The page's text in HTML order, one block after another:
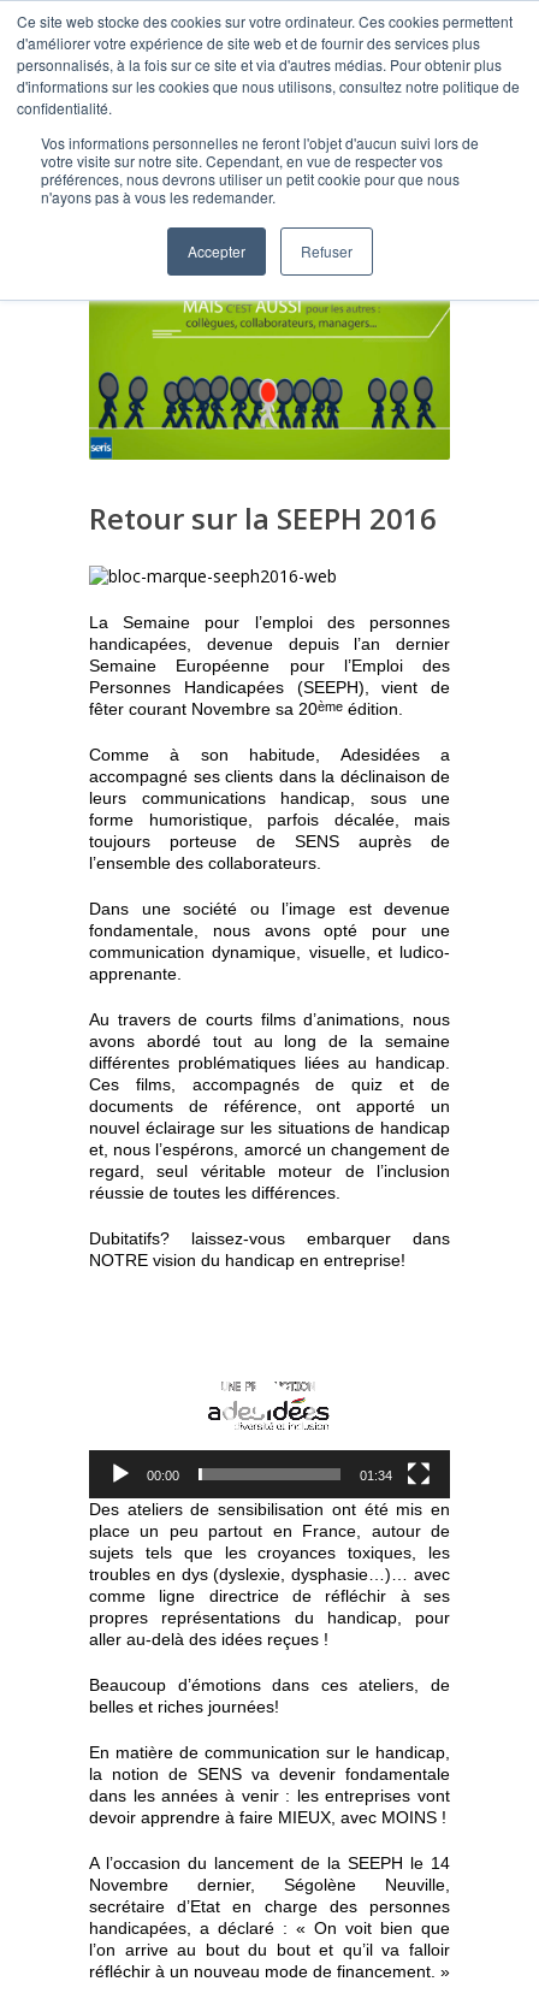
Ce site web stocke des cookies sur votre ordinateur. Ces cookies permettent
d'améliorer votre expérience de site web et de fournir des services plus
personnalisés, à la fois sur ce site et via d'autres médias. Pour obtenir plus
d'informations sur les cookies que nous utilisons, consultez notre politique de
confidentialité.
Vos informations personnelles ne feront l'objet d'aucun suivi lors de
votre visite sur notre site. Cependant, en vue de respecter vos
préférences, nous devrons utiliser un petit cookie pour que nous
n'ayons pas à vous les redemander.
Accepter Refuser
Blog
Retour sur la SEEPH 2016
La Semaine pour l’emploi des personnes
handicapées, devenue depuis l’an dernier
Semaine Européenne pour l’Emploi des
Personnes Handicapées (SEEPH), vient de
fêter courant Novembre sa 20ème édition.
Comme à son habitude, Adesidées a
accompagné ses clients dans la déclinaison de
leurs communications handicap, sous une
forme humoristique, parfois décalée, mais
toujours porteuse de SENS auprès de
l’ensemble des collaborateurs.
Dans une société ou l’image est devenue
fondamentale, nous avons opté pour une
communication dynamique, visuelle, et ludico-
apprenante.
Au travers de courts films d’animations, nous
avons abordé tout au long de la semaine
différentes problématiques liées au handicap.
Ces films, accompagnés de quiz et de
documents de référence, ont apporté un
nouvel éclairage sur les situations de handicap
et, nous l’espérons, amorcé un changement de
regard, seul véritable moteur de l’inclusion
réussie de toutes les différences.
Dubitatifs? laissez-vous embarquer dans
NOTRE vision du handicap en entreprise!
00:00 01:34
Des ateliers de sensibilisation ont été mis en
place un peu partout en France, autour de
sujets tels que les croyances toxiques, les
troubles en dys (dyslexie, dysphasie…)… avec
comme ligne directrice de réfléchir à ses
propres représentations du handicap, pour
aller au-delà des idées reçues !
Beaucoup d’émotions dans ces ateliers, de
belles et riches journées!
En matière de communication sur le handicap,
la notion de SENS va devenir fondamentale
dans les années à venir : les entreprises vont
devoir apprendre à faire MIEUX, avec MOINS !
A l’occasion du lancement de la SEEPH le 14
Novembre dernier, Ségolène Neuville,
secrétaire d’Etat en charge des personnes
handicapées, a déclaré : « On voit bien que
l’on arrive au bout du bout et qu’il va falloir
réfléchir à un nouveau mode de financement. »